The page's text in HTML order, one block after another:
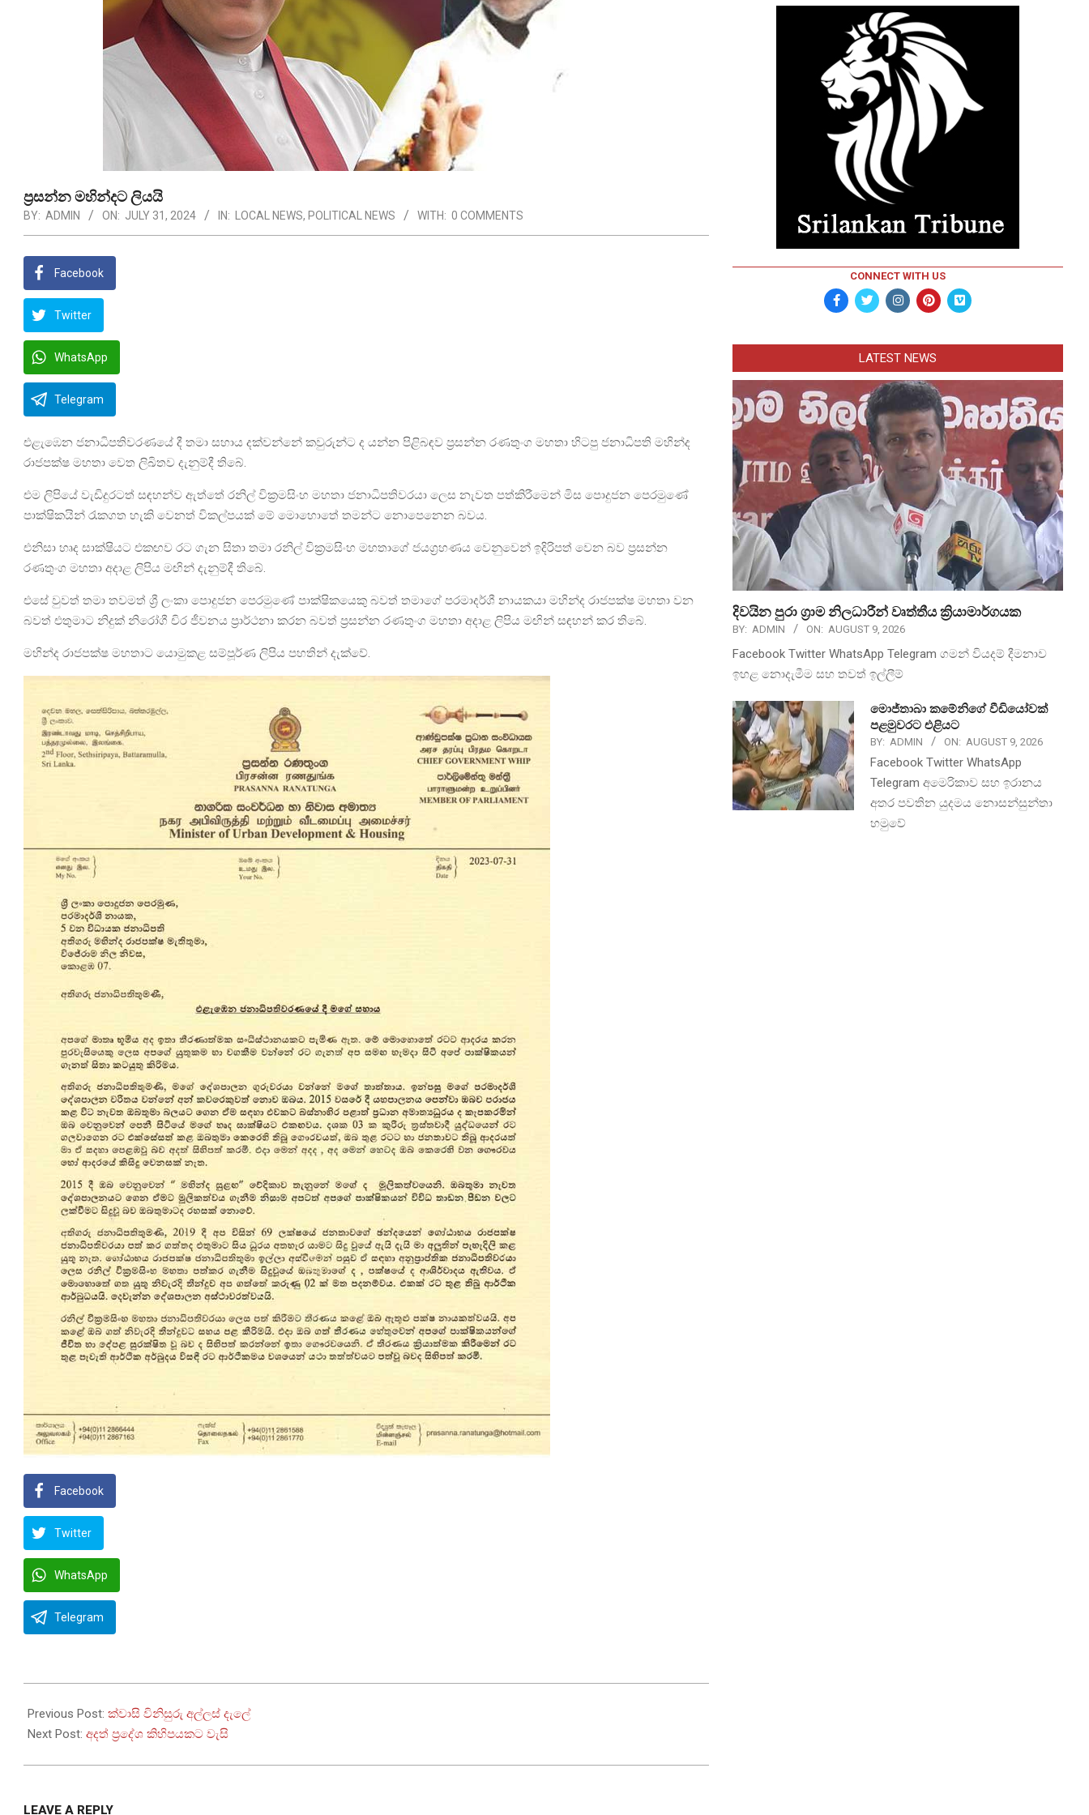
ප්‍රසන්න මහින්දට ලියයි
BY: ADMIN ON: JULY 31, 2024 IN: LOCAL NEWS, POLITICAL NEWS WITH: 0 COMMENTS
Facebook
Twitter
WhatsApp
Telegram
එළැඹෙන ජනාධිපතිවරණයේ දී තමා සහාය දක්වන්නේ කවුරුන්ට ද යන්න පිළිබඳව ප්‍රසන්න රණතුංග මහතා හිටපු ජනාධිපති මහින්ද
රාජපක්ෂ මහතා වෙත ලිඛිතව දැනුම්දී තිබේ.
එම ලිපියේ වැඩිදුරටත් සඳහන්ව ඇත්තේ රනිල් වික්‍රමසිංහ මහතා ජනාධිපතිවරයා ලෙස නැවත පත්කිරීමෙන් මිස පොදුජන පෙරමුණේ
පාක්ෂිකයින් රැකගත හැකි වෙනත් විකල්පයක් මේ මොහොතේ තමන්ට නොපෙනෙන බවය.
එනිසා හෘද සාක්ෂියට එකඟව රට ගැන සිතා තමා රනිල් වික්‍රමසිංහ මහතාගේ ජයග්‍රහණය වෙනුවෙන් ඉදිරිපත් වෙන බව ප්‍රසන්න
රණතුංග මහතා අදාළ ලිපිය මඟින් දැනුම්දී තිබේ.
එසේ වුවත් තමා තවමත් ශ්‍රී ලංකා පොදුජන පෙරමුණේ පාක්ෂිකයෙකු බවත් තමාගේ පරමාදර්ශී නායකයා මහින්ද රාජපක්ෂ මහතා වන
බවත් එතුමාට නිදුක් නිරෝගී චිර ජීවනය ප්‍රාර්ථනා කරන බවත් ප්‍රසන්න රණතුංග මහතා අදාළ ලිපිය මඟින් සඳහන් කර තිබේ.
මහින්ද රාජපක්ෂ මහතාට යොමුකළ සම්පූර්ණ ලිපිය පහතින් දැක්වේ.
Facebook
Twitter
WhatsApp
Telegram
07-
31
Previous Post: ක්වාසි විනිසුරු අල්ලස් දැලේ
Next Post: අදත් ප්‍රදේශ කිහිපයකට වැසි
LEAVE A REPLY
CONNECT WITH US
LATEST NEWS
දිවයින පුරා ග්‍රාම නිලධාරීන් වෘත්තීය ක්‍රියාමාර්ගයක
BY: ADMIN ON: AUGUST 9, 2026
Facebook Twitter WhatsApp Telegram ගමන් වියදම් දීමනාව
ඉහළ නොදැමීම සහ තවත් ඉල්ලීම්
මොජ්තාබා කමේනිගේ වීඩියෝවක්
පළමුවරට එළියට
BY: ADMIN ON: AUGUST 9, 2026
Facebook Twitter WhatsApp
Telegram අමෙරිකාව සහ ඉරානය
අතර පවතින යුදමය නොසන්සුන්තා
හමුවේ